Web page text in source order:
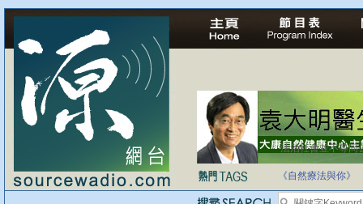
法治社會並不等同
《自然療法與你》